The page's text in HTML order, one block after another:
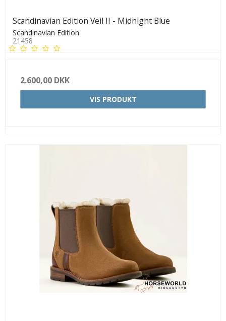
Scandinavian Edition Veil II - Midnight Blue
Scandinavian Edition
21458
2.600,00 DKK
VIS PRODUKT